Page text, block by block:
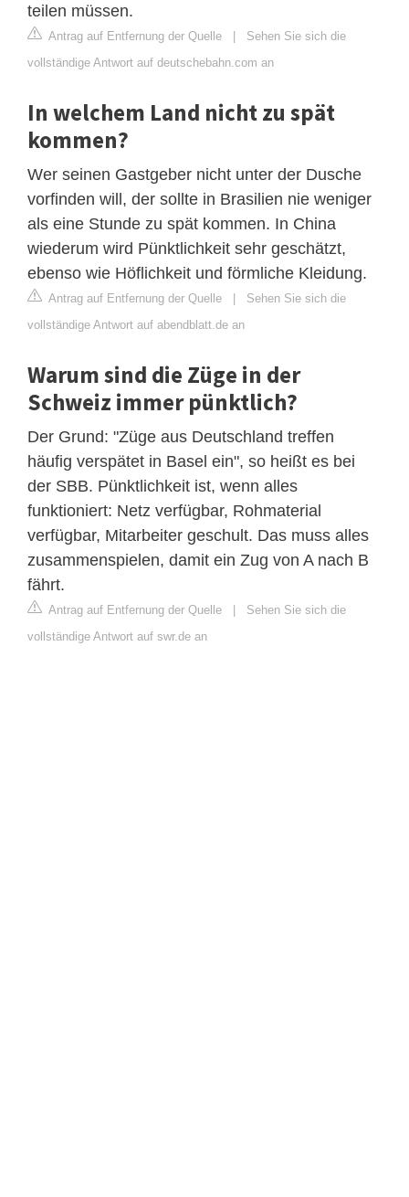
teilen müssen.
Antrag auf Entfernung der Quelle | Sehen Sie sich die
vollständige Antwort auf deutschebahn.com an
In welchem Land nicht zu spät
kommen?
Wer seinen Gastgeber nicht unter der Dusche
vorfinden will, der sollte in Brasilien nie weniger
als eine Stunde zu spät kommen. In China
wiederum wird Pünktlichkeit sehr geschätzt,
ebenso wie Höflichkeit und förmliche Kleidung.
Antrag auf Entfernung der Quelle | Sehen Sie sich die
vollständige Antwort auf abendblatt.de an
Warum sind die Züge in der
Schweiz immer pünktlich?
Der Grund: "Züge aus Deutschland treffen
häufig verspätet in Basel ein", so heißt es bei
der SBB. Pünktlichkeit ist, wenn alles
funktioniert: Netz verfügbar, Rohmaterial
verfügbar, Mitarbeiter geschult. Das muss alles
zusammenspielen, damit ein Zug von A nach B
fährt.
Antrag auf Entfernung der Quelle | Sehen Sie sich die
vollständige Antwort auf swr.de an